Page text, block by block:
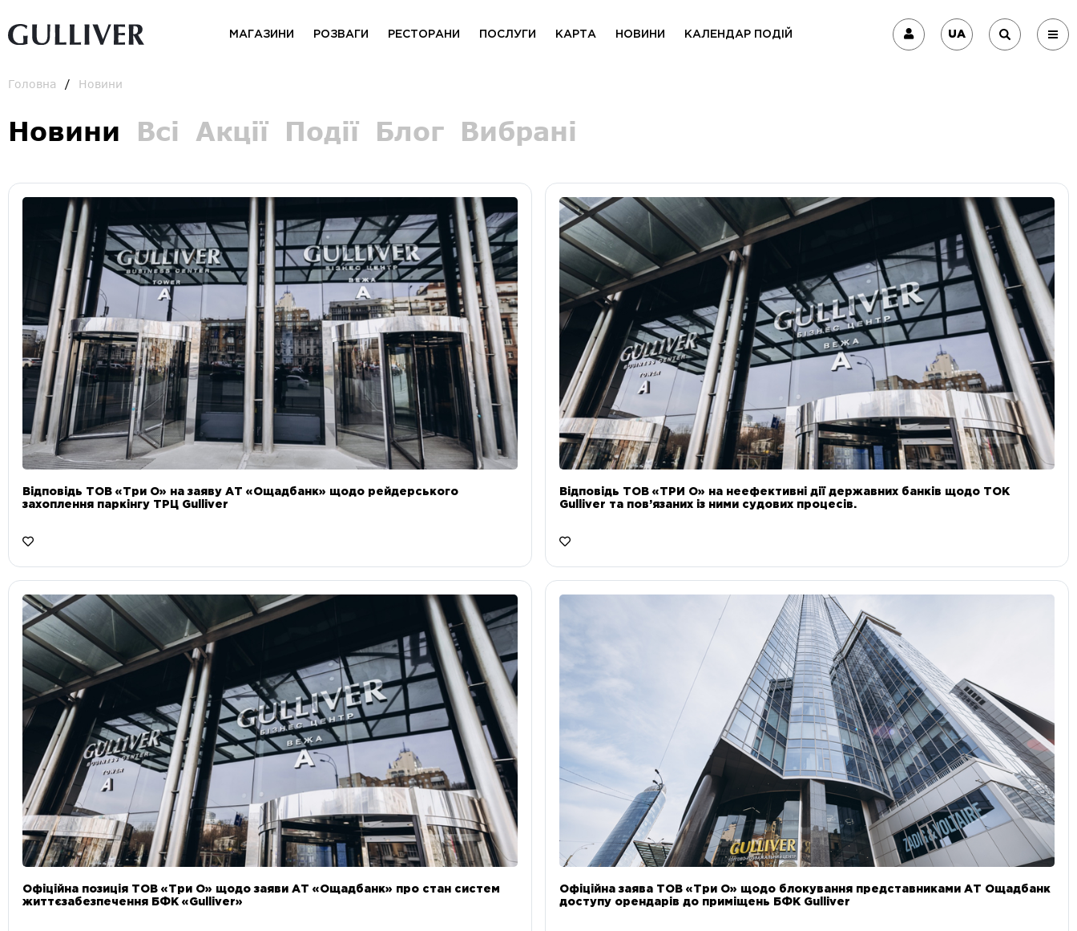
МАГАЗИНИ РОЗВАГИ РЕСТОРАНИ ПОСЛУГИ КАРТА НОВИНИ КАЛЕНДАР ПОДІЙ UA
Головна Новини
Новини Всі Акції Події Блог Вибрані
Відповідь ТОВ «Три О» на заяву АТ «Ощадбанк» щодо рейдерського
захоплення паркінгу ТРЦ Gulliver
Відповідь ТОВ «ТРИ О» на неефективні дії державних банків щодо ТОК
Gulliver та пов’язаних із ними судових процесів.
Офіційна позиція ТОВ «Три О» щодо заяви АТ «Ощадбанк» про стан систем
життєзабезпечення БФК «Gulliver»
Офіційна заява ТОВ «Три О» щодо блокування представниками АТ Ощадбанк
доступу орендарів до приміщень БФК Gulliver